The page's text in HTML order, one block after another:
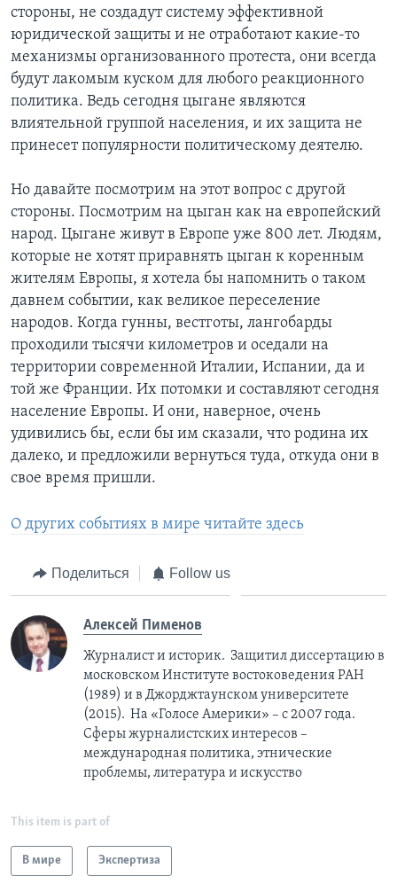
стороны, не создадут систему эффективной
юридической защиты и не отработают какие-то
механизмы организованного протеста, они всегда
будут лакомым куском для любого реакционного
политика. Ведь сегодня цыгане являются
влиятельной группой населения, и их защита не
принесет популярности политическому деятелю.
Но давайте посмотрим на этот вопрос с другой
стороны. Посмотрим на цыган как на европейский
народ. Цыгане живут в Европе уже 800 лет. Людям,
которые не хотят приравнять цыган к коренным
жителям Европы, я хотела бы напомнить о таком
давнем событии, как великое переселение
народов. Когда гунны, вестготы, лангобарды
проходили тысячи километров и оседали на
территории современной Италии, Испании, да и
той же Франции. Их потомки и составляют сегодня
население Европы. И они, наверное, очень
удивились бы, если бы им сказали, что родина их
далеко, и предложили вернуться туда, откуда они в
свое время пришли.
О других событиях в мире читайте здесь
Поделиться Follow us
Алексей Пименов
Журналист и историк. Защитил диссертацию в
московском Институте востоковедения РАН
(1989) и в Джорджтаунском университете
(2015). На «Голосе Америки» – с 2007 года.
Сферы журналистских интересов –
международная политика, этнические
проблемы, литература и искусство
This item is part of
В мире Экспертиза